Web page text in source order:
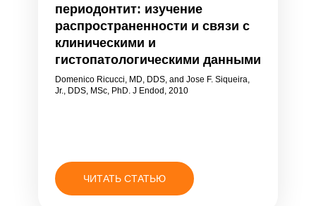
периодонтит: изучение
распространенности и связи с
клиническими и
гистопатологическими данными
Domenico Ricucci, MD, DDS, and Jose F. Siqueira,
Jr., DDS, MSc, PhD. J Endod, 2010
ЧИТАТЬ СТАТЬЮ